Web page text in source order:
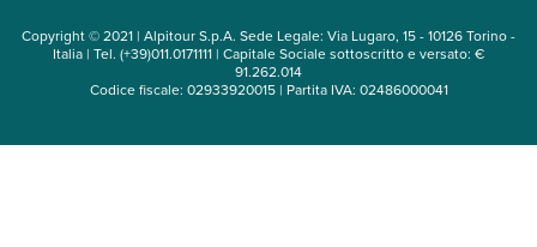
Copyright © 2021 | Alpitour S.p.A. Sede Legale: Via Lugaro, 15 - 10126 Torino -
Italia | Tel. (+39)011.0171111 | Capitale Sociale sottoscritto e versato: €
91.262.014
Codice fiscale: 02933920015 | Partita IVA: 02486000041